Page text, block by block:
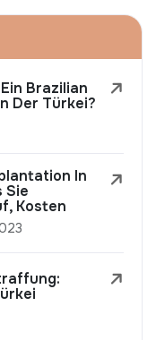
Brazilian
Der Türkei?
In
Sie
Kosten